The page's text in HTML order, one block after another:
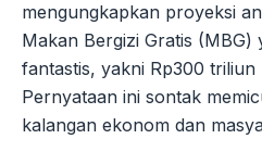
mengungkapkan proyeksi
Makan Bergizi Gratis (MBG)
fantastis, yakni Rp300 triliun
Pernyataan ini sontak
kalangan ekonom dan